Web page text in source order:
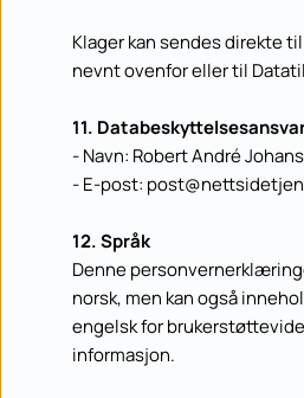
Klager kan sendes direkte
nevnt ovenfor eller til
11.
- Navn: Robert André
- E-post: post
12. Språk
Denne
norsk, men kan også
engelsk for
informasjon.